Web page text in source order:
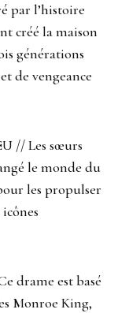
par l’histoire
créé la maison
générations
de vengeance
// Les sœurs
le monde du
les propulser
drame est basé
Monroe King,